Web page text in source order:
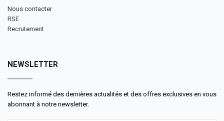
Nous contacter
RSE
Recrutement
NEWSLETTER
Restez informé des dernières actualités et des offres exclusives en vous
abonnant à notre newsletter.